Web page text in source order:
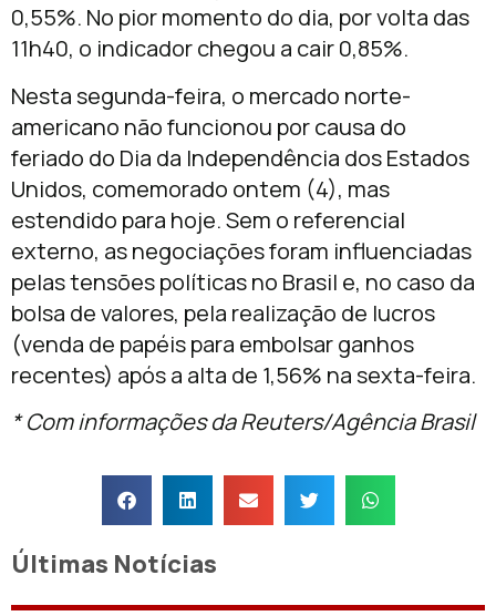
0,55%. No pior momento do dia, por volta das
11h40, o indicador chegou a cair 0,85%.
Nesta segunda-feira, o mercado norte-
americano não funcionou por causa do
feriado do Dia da Independência dos Estados
Unidos, comemorado ontem (4), mas
estendido para hoje. Sem o referencial
externo, as negociações foram influenciadas
pelas tensões políticas no Brasil e, no caso da
bolsa de valores, pela realização de lucros
(venda de papéis para embolsar ganhos
recentes) após a alta de 1,56% na sexta-feira.
* Com informações da Reuters/Agência Brasil
Últimas Notícias